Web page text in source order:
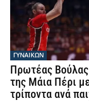
ΓΥΝΑΙΚΩΝ
Πρωτέας
της Μάια Πέρι
τρίποντα ανά